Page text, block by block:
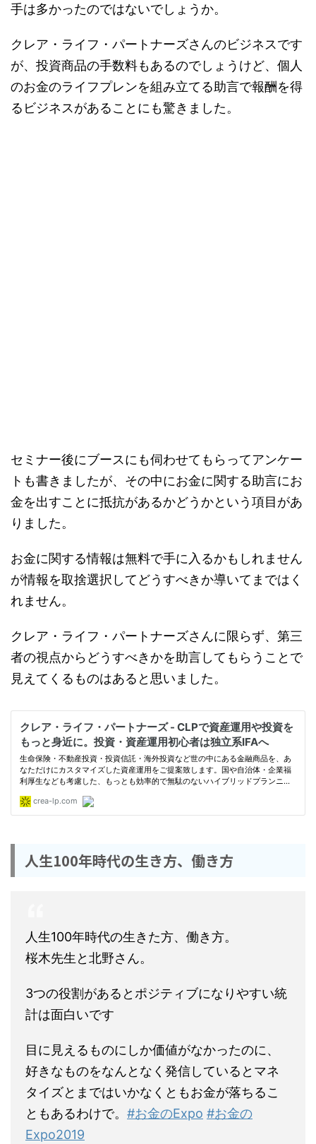
手は多かったのではないでしょうか。
クレア・ライフ・パートナーズさんのビジネスです
が、投資商品の手数料もあるのでしょうけど、個人
のお金のライフプレンを組み立てる助言で報酬を得
るビジネスがあることにも驚きました。
セミナー後にブースにも伺わせてもらってアンケー
トも書きましたが、その中にお金に関する助言にお
金を出すことに抵抗があるかどうかという項目があ
りました。
お金に関する情報は無料で手に入るかもしれません
が情報を取捨選択してどうすべきか導いてまではく
れません。
クレア・ライフ・パートナーズさんに限らず、第三
者の視点からどうすべきかを助言してもらうことで
見えてくるものはあると思いました。
人生100年時代の生き方、働き方
人生100年時代の生きた方、働き方。
桜木先生と北野さん。
3つの役割があるとポジティブになりやすい統
計は面白いです
目に見えるものにしか価値がなかったのに、
好きなものをなんとなく発信しているとマネ
タイズとまではいかなくともお金が落ちるこ
ともあるわけで。 #お金のExpo #お金の
Expo2019